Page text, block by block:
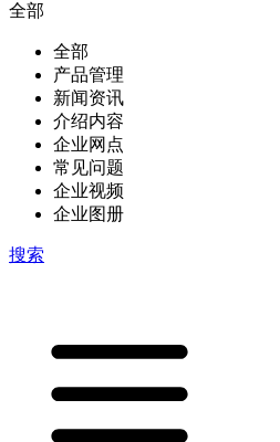
全部
全部
产品管理
新闻资讯
介绍内容
企业网点
常见问题
企业视频
企业图册
搜索